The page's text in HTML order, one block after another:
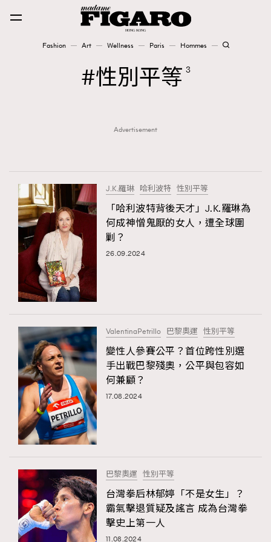
Fashion Art Wellness Paris Hommes
TRENDING
AFrenchMind
DressLikeAParisienne
EmpowerF
FashionWeek
Fashion
Paris
Hommes
AFrenchMind
DressLikeAParisienne 1
EmpowerF 103
FashionWeek 191
FigaroAesthetic
FigaroBeautyRitual
FigaroCeleb 547
FigaroCinéma 281
FigaroDigitalCover 17
FigaroExhibition 12
FigaroExpert
#FigaroExhibition Wyman 揭曉 Figaro Exhibition
第二站！
性別平等 3
Advertisement
J.K.羅琳 哈利波特 性別平等
「哈利波特背後天才」J.K.羅琳為
何成神憎鬼厭的女人，遭全球圍
剿？
26.09.2024
ValentinaPetrillo 巴黎奧運 性別平等
變性人參賽公平？首位跨性別選
手出戰巴黎殘奧，公平與包容如
何兼顧？
17.08.2024
巴黎奧運 性別平等
台灣拳后林郁婷「不是女生」？
霸氣擊退質疑及謠言 成為台灣拳
擊史上第一人
11.08.2024